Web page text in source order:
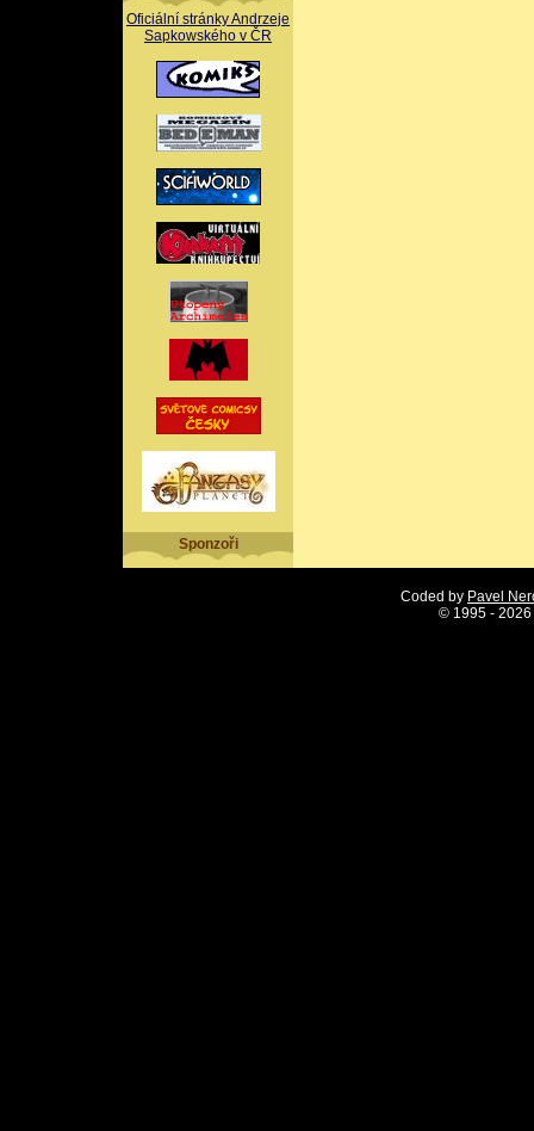
Oficiální stránky Andrzeje
Sapkowského v ČR
Sponzoři
Coded by Pavel
© 1995 -